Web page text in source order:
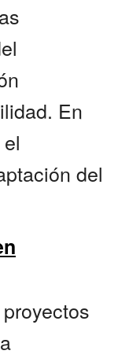
En
del